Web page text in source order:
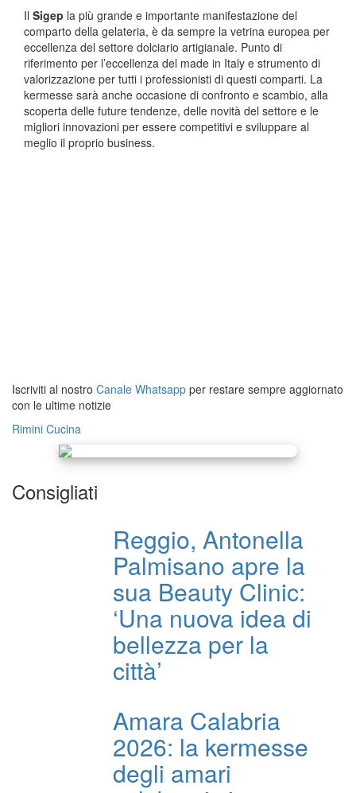
Il Sigep la più grande e importante manifestazione del
comparto della gelateria, è da sempre la vetrina europea per
eccellenza del settore dolciario artigianale. Punto di
riferimento per l’eccellenza del made in Italy e strumento di
valorizzazione per tutti i professionisti di questi comparti. La
kermesse sarà anche occasione di confronto e scambio, alla
scoperta delle future tendenze, delle novità del settore e le
migliori innovazioni per essere competitivi e sviluppare al
meglio il proprio business.
Iscriviti al nostro Canale Whatsapp per restare sempre aggiornato
con le ultime notizie
Rimini Cucina
Consigliati
Reggio, Antonella
Palmisano apre la
sua Beauty Clinic:
‘Una nuova idea di
bellezza per la
città’
Amara Calabria
2026: la kermesse
degli amari